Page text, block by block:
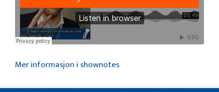
Mer informasjon i shownotes